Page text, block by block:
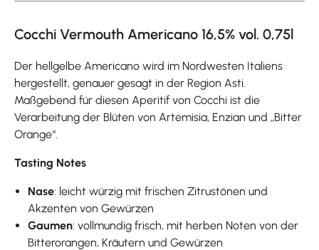
Cocchi Vermouth Americano 16,5% vol. 0,75l
Der hellgelbe Americano wird im Nordwesten Italiens
hergestellt, genauer gesagt in der Region Asti.
Maßgebend für diesen Aperitif von Cocchi ist die
Verarbeitung der Blüten von Artemisia, Enzian und „Bitter
Orange“.
Tasting Notes
Nase: leicht würzig mit frischen Zitrustönen und
Akzenten von Gewürzen
Gaumen: vollmundig frisch, mit herben Noten von der
Bitterorangen, Kräutern und Gewürzen